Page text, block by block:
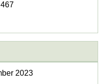
2023